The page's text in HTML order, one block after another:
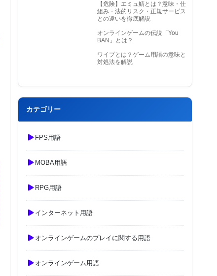
【危険】エミュ鯖とは？意味・仕
組み・法的リスク・正規サービス
との違いを徹底解説
オンラインゲームの伝説「You
BAN」とは？
ワイプとは？ゲーム用語の意味と
対処法を解説
カテゴリー
FPS用語
MOBA用語
RPG用語
インターネット用語
オンラインゲームのプレイに関する用語
オンラインゲーム用語